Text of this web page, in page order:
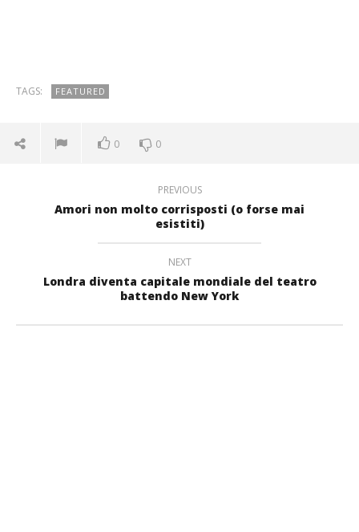
TAGS: FEATURED
0 0
PREVIOUS
Amori non molto corrisposti (o forse mai
esistiti)
NEXT
Londra diventa capitale mondiale del teatro
battendo New York